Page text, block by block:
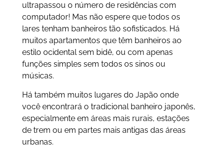
ultrapassou o número de residências com
computador! Mas não espere que todos os
lares tenham banheiros tão sofisticados. Há
muitos apartamentos que têm banheiros ao
estilo ocidental sem bidê, ou com apenas
funções simples sem todos os sinos ou
músicas.
Há também muitos lugares do Japão onde
você encontrará o tradicional banheiro japonês,
especialmente em áreas mais rurais, estações
de trem ou em partes mais antigas das áreas
urbanas.